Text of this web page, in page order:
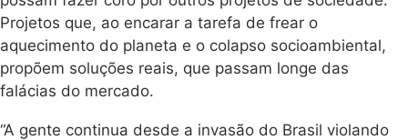
Projetos que, ao encarar a tarefa de frear o
aquecimento do planeta e o colapso socioambiental,
propõem soluções reais, que passam longe das
falácias do mercado.
“A gente continua desde a invasão do Brasil violando